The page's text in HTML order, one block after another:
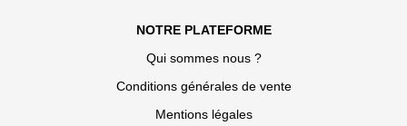
NOTRE PLATEFORME
Qui sommes nous ?
Conditions générales de vente
Mentions légales